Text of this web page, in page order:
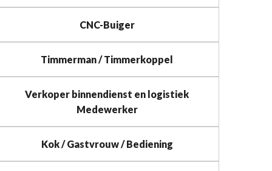
CNC-Buiger
Timmerman / Timmerkoppel
Verkoper binnendienst en logistiek
Medewerker
Kok / Gastvrouw / Bediening